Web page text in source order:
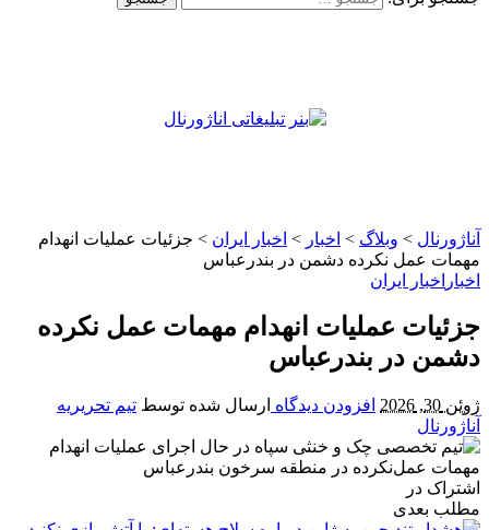
آناژورنال > وبلاگ > اخبار > اخبار ایران > جزئیات عملیات انهدام
مهمات عمل‌ نکرده دشمن در بندرعباس
اخبار اخبار ایران
جزئیات عملیات انهدام مهمات عمل‌ نکرده
دشمن در بندرعباس
ژوئن 30, 2026 افزودن دیدگاه ارسال شده توسط تیم تحریریه
آناژورنال
اشتراک در
مطلب بعدی